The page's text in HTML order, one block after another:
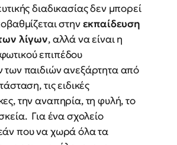
διαδικασίας δεν μπορεί
στηνεκπαίδευση
λίγων, αλλά να είναι η
επιπέδου
των παιδιών ανεξάρτητα από
τις ειδικές
την αναπηρία, τη φυλή, το
Για ένα σχολείο
που να χωρά όλα τα